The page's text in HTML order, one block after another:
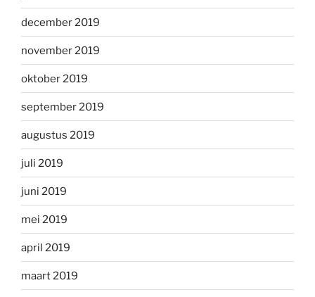
december 2019
november 2019
oktober 2019
september 2019
augustus 2019
juli 2019
juni 2019
mei 2019
april 2019
maart 2019